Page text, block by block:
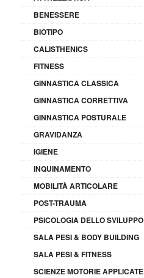
BENESSERE
BIOTIPO
CALISTHENICS
FITNESS
GINNASTICA CLASSICA
GINNASTICA CORRETTIVA
GINNASTICA POSTURALE
GRAVIDANZA
IGIENE
INQUINAMENTO
MOBILITÀ ARTICOLARE
POST-TRAUMA
PSICOLOGIA DELLO SVILUPPO
SALA PESI & BODY BUILDING
SALA PESI & FITNESS
SCIENZE MOTORIE APPLICATE